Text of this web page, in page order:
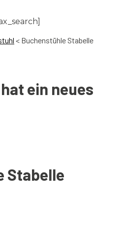
< Buchenstühle Stabelle
ein neues
Stabelle